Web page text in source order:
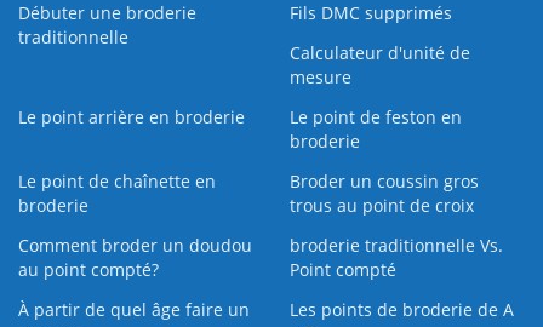
Débuter une broderie
traditionnelle
Fils DMC supprimés
Calculateur d'unité de
mesure
Le point arrière en broderie
Le point de feston en
broderie
Le point de chaînette en
broderie
Broder un coussin gros
trous au point de croix
Comment broder un doudou
au point compté?
broderie traditionnelle Vs.
Point compté
À partir de quel âge faire un
Les points de broderie de A